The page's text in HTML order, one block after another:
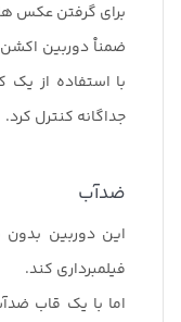
برای گرفتن عکس
ضمناْ دوربین اکشن
با استفاده از
جداگانه کنترل کرد.
ضدآب
فیلمبرداری کند.
اما با یک قاب